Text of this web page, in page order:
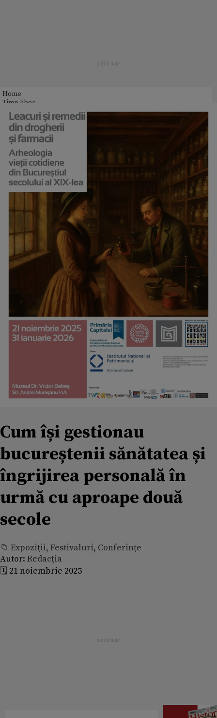
Home
Timp liber
Cum își gestionau
bucureștenii sănătatea și
îngrijirea personală în
urmă cu aproape două
secole
📁 Expoziţii, Festivaluri, Conferințe
Autor: Redacția
🗓️ 21 noiembrie 2025